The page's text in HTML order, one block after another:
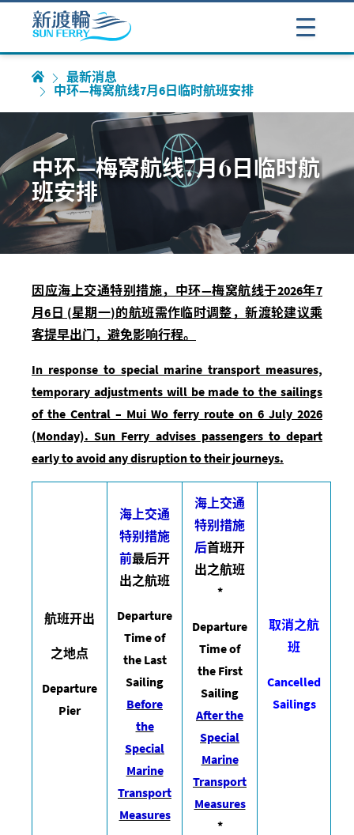
最新消息
中环—梅窝航线7月6日临时航班安排
中环—梅窝航线7月6日临时航
班安排
因应海上交通特别措施，中环—梅窝航线于2026年7
月6 日 (星期一)的航班需作临时调整，新渡轮建议乘
客提早出门，避免影响行程。
In response to special marine transport measures,
temporary adjustments will be made to the sailings
of the Central – Mui Wo ferry route on 6 July 2026
(Monday). Sun Ferry advises passengers to depart
early to avoid any disruption to their journeys.
航班开出
之地点
Departure
Pier
海上交通
特别措施
前最后开
出之航班
Departure
Time of
the Last
Sailing
Before
the
Special
Marine
Transport
Measures
海上交通
特别措施
后首班开
出之航班
*
Departure
Time of
the First
Sailing
After the
Special
Marine
Transport
Measures
*
取消之航
班
Cancelled
Sailings